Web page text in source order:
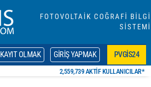
FOTOVOLTAİK COĞRAFİ BİLGİ
SİSTEMİ
KAYIT OLMAK GIRIŞ YAPMAK PVGIS24
2,559,739 AKTIF KULLANICILAR*